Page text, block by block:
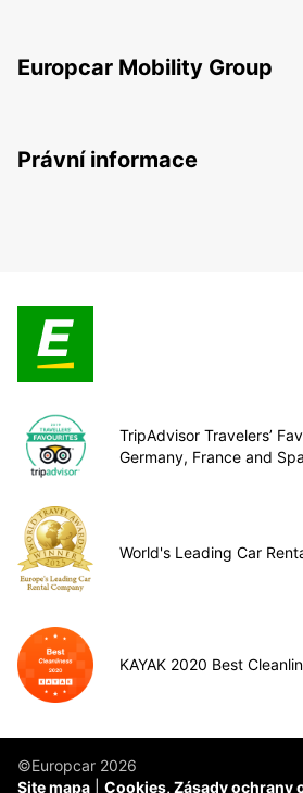
Europcar Mobility Group
Právní informace
TripAdvisor Travelers’
Germany, France and
World's Leading Car
KAYAK 2020 Best
©Europcar 2026
Site mapa
Cookies, Zásady ochrany